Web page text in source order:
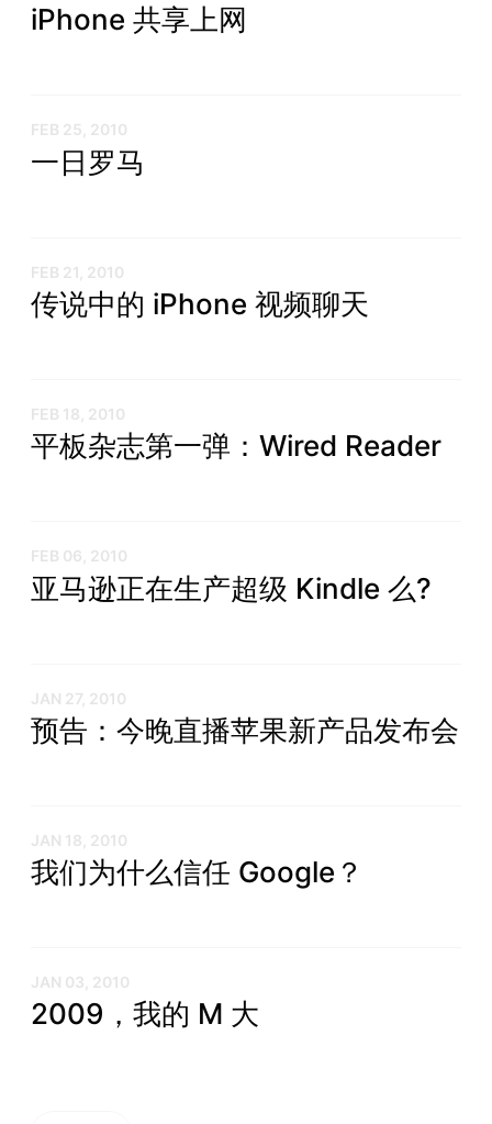
iPhone 共享上网
FEB 25, 2010
一日罗马
FEB 21, 2010
传说中的 iPhone 视频聊天
FEB 18, 2010
平板杂志第一弹：Wired Reader
FEB 06, 2010
亚马逊正在生产超级 Kindle 么?
JAN 27, 2010
预告：今晚直播苹果新产品发布会
JAN 18, 2010
我们为什么信任 Google？
JAN 03, 2010
2009，我的 M 大